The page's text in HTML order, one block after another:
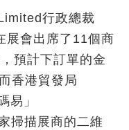
行政總裁
展會出席了11個商
預計下訂單的金
香港貿發局
易」
掃描展商的二維